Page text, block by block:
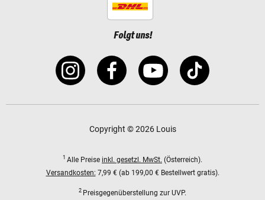
Folgt uns!
Copyright © 2026 Louis
1 Alle Preise inkl. gesetzl. MwSt. (Österreich).
Versandkosten: 7,99 € (ab 199,00 € Bestellwert gratis).
2 Preisgegenüberstellung zur UVP.